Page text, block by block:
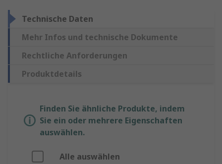
Technische Daten
Mehr Infos und technische Dokumente
Rechtliche Anforderungen
Produktdetails
Finden Sie ähnliche Produkte, indem
Sie ein oder mehrere Eigenschaften
auswählen.
Alle auswählen